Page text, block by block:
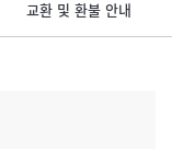
교환 및 환불 안내